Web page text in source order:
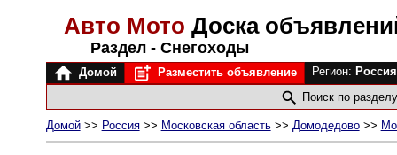
Авто Мото Доска
Раздел - Снегоходы
Домой Разместить объявление Регион:
Поиск по
Домой>> Россия>> Московская область>> Домодедово>>